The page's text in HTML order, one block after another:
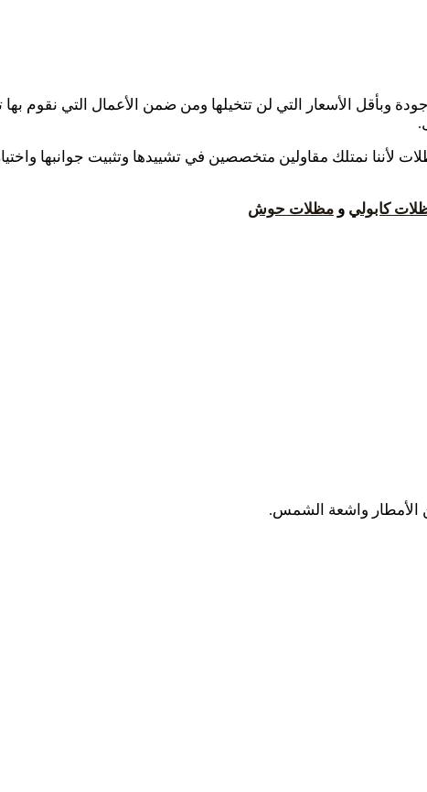
وبأقل الأسعار التي لن تتخيلها ومن ضمن الأعمال التي نقوم بها
لأننا نمتلك مقاولين متخصصين في تشييدها وتثبيت جوانبها
كابولي و مظلات حوش
الأمطار واشعة الشمس.